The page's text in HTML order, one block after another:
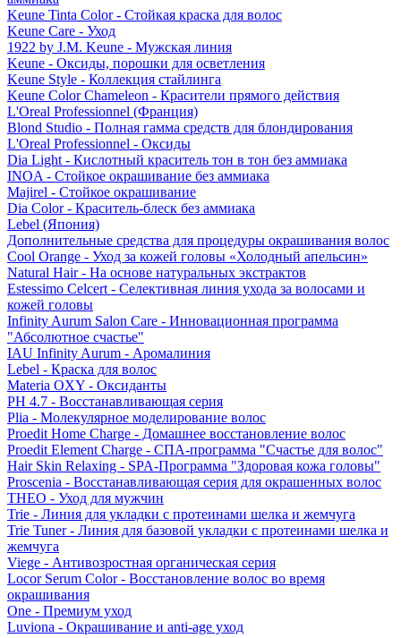
Keune Tinta Color - Стойкая краска для волос
Keune Care - Уход
1922 by J.M. Keune - Мужская линия
Keune - Оксиды, порошки для осветления
Keune Style - Коллекция стайлинга
Keune Color Chameleon - Красители прямого действия
L'Oreal Professionnel (Франция)
Blond Studio - Полная гамма средств для блондирования
L'Oreal Professionnel - Оксиды
Dia Light - Кислотный краситель тон в тон без аммиака
INOA - Стойкое окрашивание без аммиака
Majirel - Стойкое окрашивание
Dia Color - Краситель-блеск без аммиака
Lebel (Япония)
Дополнительные средства для процедуры окрашивания волос
Cool Orange - Уход за кожей головы «Холодный апельсин»
Natural Hair - На основе натуральных экстрактов
Estessimo Celcert - Селективная линия ухода за волосами и
кожей головы
Infinity Aurum Salon Care - Инновационная программа
"Абсолютное счастье"
IAU Infinity Aurum - Аромалиния
Lebel - Краска для волос
Materia OXY - Оксиданты
PH 4.7 - Восстанавливающая серия
Plia - Молекулярное моделирование волос
Proedit Home Charge - Домашнее восстановление волос
Proedit Element Charge - СПА-программа "Счастье для волос"
Hair Skin Relaxing - SPA-Программа "Здоровая кожа головы"
Proscenia - Восстанавливающая серия для окрашенных волос
THEO - Уход для мужчин
Trie - Линия для укладки с протеинами шелка и жемчуга
Trie Tuner - Линия для базовой укладки с протеинами шелка и
жемчуга
Viege - Антивозростная органическая серия
Locor Serum Color - Восстановление волос во время
окрашивания
One - Премиум уход
Luviona - Окрашивание и anti-age уход